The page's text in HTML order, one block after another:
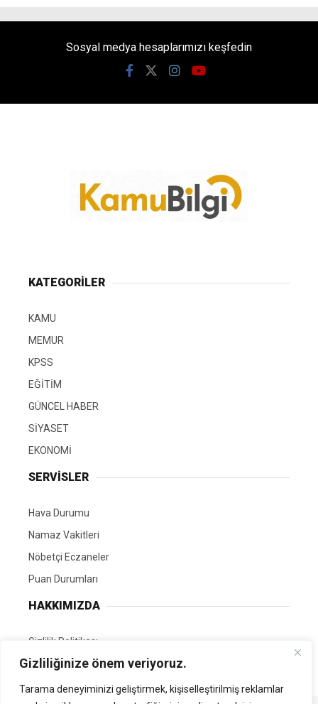
Gizliliğinize önem veriyoruz.
Tarama deneyiminizi geliştirmek, kişiselleştirilmiş reklamlar
Sosyal medya hesaplarımızı keşfedin
KATEGORİLER
KAMU
MEMUR
KPSS
EĞİTİM
GÜNCEL HABER
SİYASET
EKONOMİ
SERVİSLER
Hava Durumu
Namaz Vakitleri
Nöbetçi Eczaneler
Puan Durumları
HAKKIMIZDA
Gizlilik Politikası
GÖNÜLLÜ EDİTÖRÜMÜZ OL